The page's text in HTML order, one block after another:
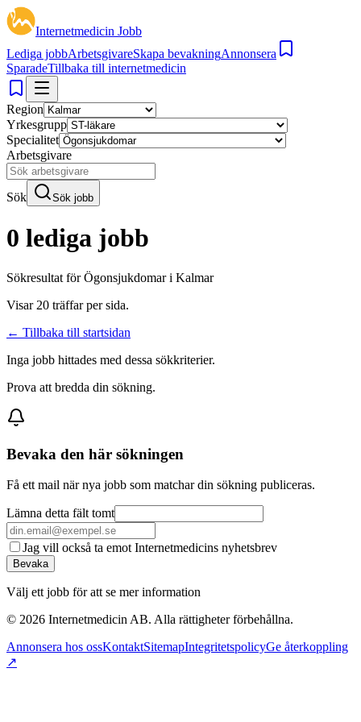
Internetmedicin Jobb
Lediga jobbArbetsgivareSkapa bevakningAnnonsera
SparadeTillbaka till internetmedicin
Region
Yrkesgrupp
Specialitet
Arbetsgivare
Sök Sök jobb
0 lediga jobb
Sökresultat förÖgonsjukdomar i Kalmar
Visar 20 träffar per sida.
← Tillbaka till startsidan
Inga jobb hittades med dessa sökkriterier.
Prova att bredda din sökning.
Bevaka den här sökningen
Få ett mail när nya jobb som matchar din sökning publiceras.
Lämna detta fält tomt
Jag vill också ta emot Internetmedicins nyhetsbrev
Bevaka
Välj ett jobb för att se mer information
© 2026 Internetmedicin AB. Alla rättigheter förbehållna.
Annonsera hos ossKontaktSitemapIntegritetspolicyGe återkoppling
↗